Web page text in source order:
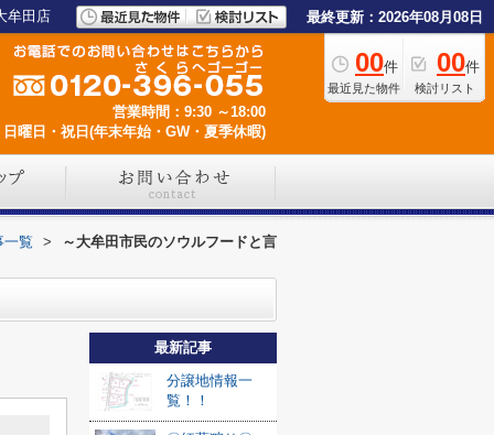
牟田店 最終更新：2026年08月08日
00件
最近見た物件
00件
検討リスト
営業時間：9:30 ～18:00
曜日・祝日(年末年始・GW・夏季休暇)
一覧 >
～大牟田市民のソウルフードと言
最新記事
分譲地情報一
覧！！